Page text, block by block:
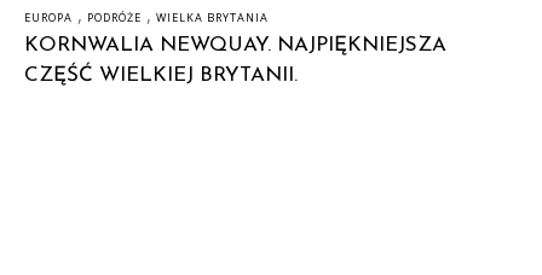
EUROPA , PODRÓŻE , WIELKA BRYTANIA
KORNWALIA NEWQUAY. NAJPIĘKNIEJSZA
CZĘŚĆ WIELKIEJ BRYTANII.